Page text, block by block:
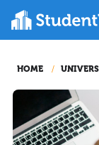
HOME